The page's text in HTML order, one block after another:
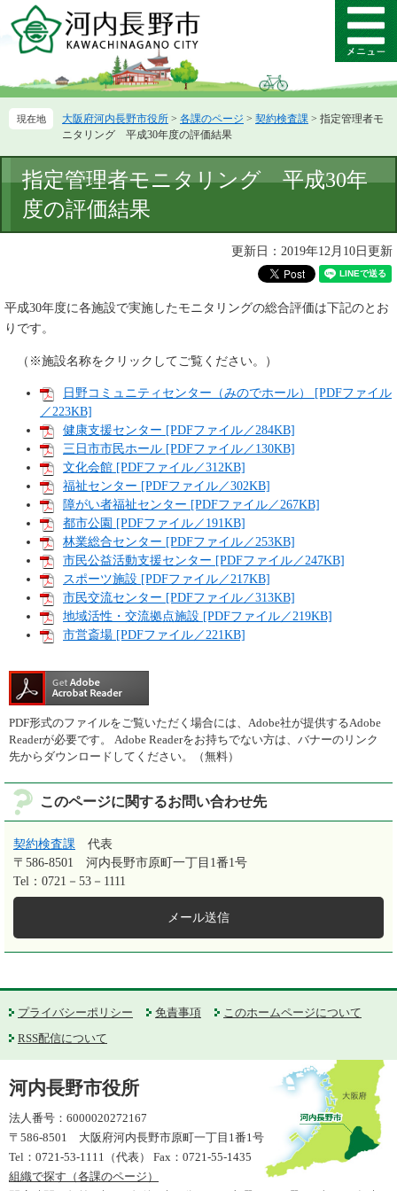
ー
先
ニ
を
て
メ
ニ
ー
大阪府河内長野市役所 > 各課のページ > 契約検査課 > 指定管理者モ
ニタリング 平成30年度の評価結果
文
指定管理者モニタリング 平成30年
度の評価結果
更新日：2019年12月10日更新
平成30年度に各施設で実施したモニタリングの総合評価は下記のとお
りです。
（※施設名称をクリックしてご覧ください。）
日野コミュニティセンター（みのでホール） [PDFファイル
／223KB]
健康支援センター [PDFファイル／284KB]
三日市市民ホール [PDFファイル／130KB]
文化会館 [PDFファイル／312KB]
福祉センター [PDFファイル／302KB]
障がい者福祉センター [PDFファイル／267KB]
都市公園 [PDFファイル／191KB]
林業総合センター [PDFファイル／253KB]
市民公益活動支援センター [PDFファイル／247KB]
スポーツ施設 [PDFファイル／217KB]
市民交流センター [PDFファイル／313KB]
地域活性・交流拠点施設 [PDFファイル／219KB]
市営斎場 [PDFファイル／221KB]
PDF形式のファイルをご覧いただく場合には、Adobe社が提供するAdobe
Readerが必要です。
Adobe Readerをお持ちでない方は、バナーのリンク
先からダウンロードしてください。（無料）
このページに関するお問い合わせ先
契約検査課
代表
〒586-8501
河内長野市原町一丁目1番1号
Tel：0721－53－1111
メール送信
プライバシーポリシー 免責事項
このホームページについて
RSS配信について
河内長野市役所
法人番号：6000020272167
〒586-8501 大阪府河内長野市原町一丁目1番1号
Tel：0721-53-1111（代表） Fax：0721-55-1435
組織で探す（各課のページ）